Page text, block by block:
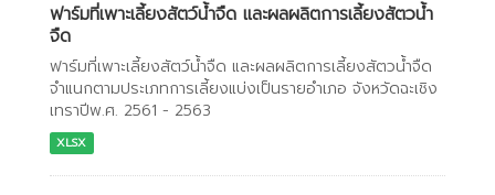
ฟาร์มที่เพาะเลี้ยงสัตว์น้ำจืด และผลผลิตการเลี้ยงสัตวน้ำ
จืด
ฟาร์มที่เพาะเลี้ยงสัตว์น้ำจืด และผลผลิตการเลี้ยงสัตวน้ำจืด
จำแนกตามประเภทการเลี้ยงแบ่งเป็นรายอำเภอ จังหวัดฉะเชิง
เทราปีพ.ศ. 2561 - 2563
XLSX